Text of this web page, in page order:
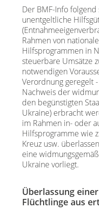
Der BMF-Info
unentgeltliche
Rahmen von
Hilfsprogrammen in
steuerbare Umsätze
notwendigen
Verordnung geregelt
Nachweis der
den begünstigten
Ukraine) erbracht
im Rahmen in- oder
Hilfsprogramme wie
Kreuz usw.
eine
Ukraine vorliegt.
Überlassung
Flüchtlinge aus